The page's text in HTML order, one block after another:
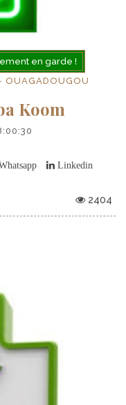
en garde !
OUAGADOUGOU
Koom
Linkedin
2404